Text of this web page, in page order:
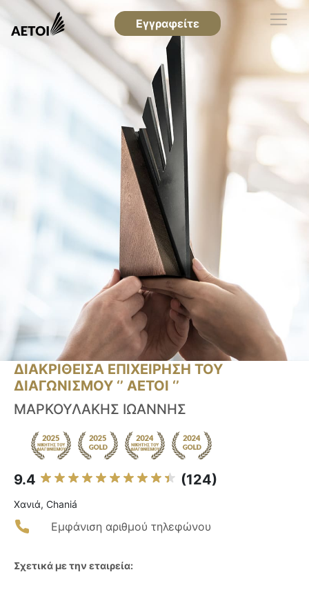
Εγγραφείτε
ΔΙΑΚΡΙΘΕΙΣΑ ΕΠΙΧΕΙΡΗΣΗ ΤΟΥ
ΔΙΑΓΩΝΙΣΜΟΥ ‘’ ΑΕΤΟΙ ‘’
ΜΑΡΚΟΥΛΑΚΗΣ ΙΩΑΝΝΗΣ
9.4 (124)
Χανιά, Chaniá
Εμφάνιση αριθμού τηλεφώνου
Σχετικά με την εταιρεία: